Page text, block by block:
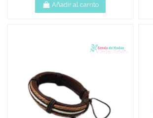
Añadir al carrito